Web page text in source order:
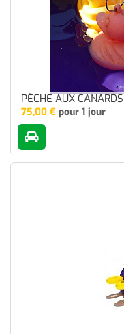
PÊCHE AUX CANARDS
75,00 € pour 1 jour